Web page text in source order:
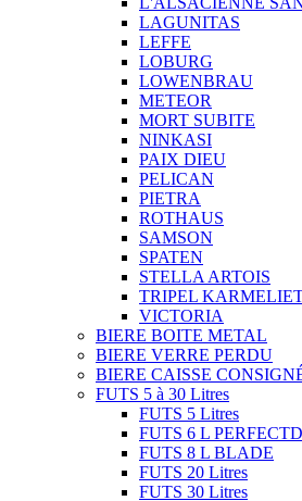
LAGUNITAS
LEFFE
LOBURG
LOWENBRAU
METEOR
MORT SUBITE
NINKASI
PAIX DIEU
PELICAN
PIETRA
ROTHAUS
SAMSON
SPATEN
STELLA ARTOIS
TRIPEL
VICTORIA
BIERE BOITE METAL
BIERE VERRE PERDU
BIERE CAISSE
FUTS 5 à 30 Litres
FUTS 5 Litres
FUTS 6 L
FUTS 8 L BLADE
FUTS 20 Litres
FUTS 30 Litres